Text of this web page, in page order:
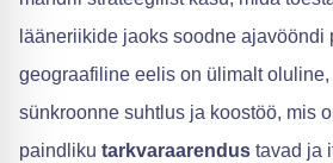
lääneriikide jaoks soodne ajavööndi
geograafiline eelis on ülimalt oluline,
sünkroonne suhtlus ja koostöö, mis
paindliku tarkvaraarendus tavad ja